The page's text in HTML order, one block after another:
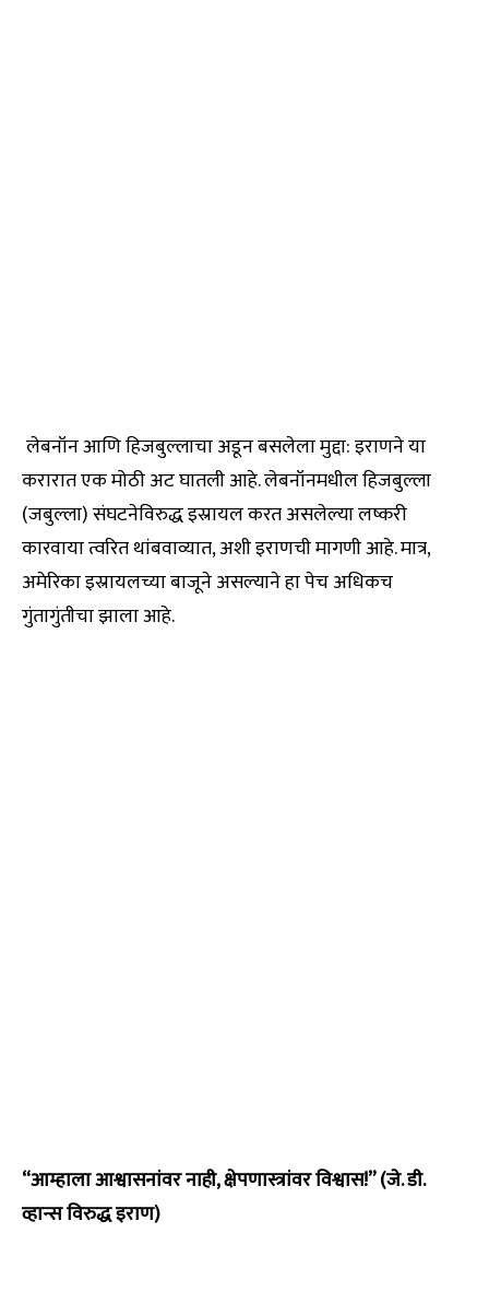
लेबनॉन आणि हिजबुल्लाचा अडून बसलेला मुद्दा: इराणने या
करारात एक मोठी अट घातली आहे. लेबनॉनमधील हिजबुल्ला
(जबुल्ला) संघटनेविरुद्ध इस्रायल करत असलेल्या लष्करी
कारवाया त्वरित थांबवाव्यात, अशी इराणची मागणी आहे. मात्र,
अमेरिका इस्रायलच्या बाजूने असल्याने हा पेच अधिकच
गुंतागुंतीचा झाला आहे.
“आम्हाला आश्वासनांवर नाही, क्षेपणास्त्रांवर विश्वास!” (जे. डी.
व्हान्स विरुद्ध इराण)